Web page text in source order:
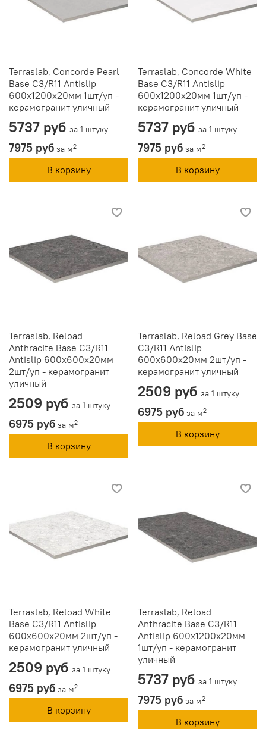
Terraslab, Concorde Pearl
Base C3/R11 Antislip
600х1200х20мм 1шт/уп -
керамогранит уличный
5737 руб за 1 штуку
7975 руб за м2
В корзину
Terraslab, Concorde White
Base C3/R11 Antislip
600х1200х20мм 1шт/уп -
керамогранит уличный
5737 руб за 1 штуку
7975 руб за м2
В корзину
Terraslab, Reload
Anthracite Base C3/R11
Antislip 600х600х20мм
2шт/уп - керамогранит
уличный
2509 руб за 1 штуку
6975 руб за м2
В корзину
Terraslab, Reload Grey Base
C3/R11 Antislip
600х600х20мм 2шт/уп -
керамогранит уличный
2509 руб за 1 штуку
6975 руб за м2
В корзину
Terraslab, Reload White
Base C3/R11 Antislip
600х600х20мм 2шт/уп -
керамогранит уличный
2509 руб за 1 штуку
6975 руб за м2
В корзину
Terraslab, Reload
Anthracite Base C3/R11
Antislip 600х1200х20мм
1шт/уп - керамогранит
уличный
5737 руб за 1 штуку
7975 руб за м2
В корзину